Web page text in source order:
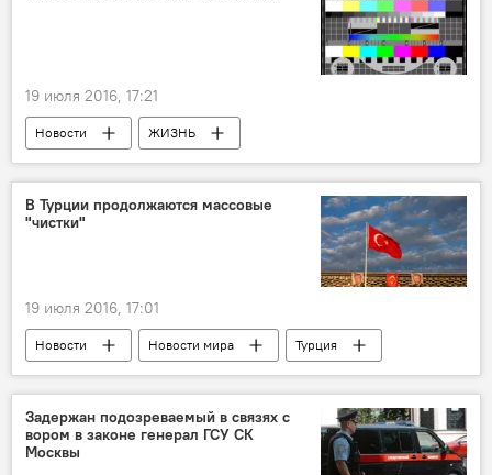
19 июля 2016, 17:21
Новости
ЖИЗНЬ
Попытка переворота в Турции
В Турции продолжаются массовые
"чистки"
19 июля 2016, 17:01
Новости Новости мира
Турция
Чистки
Попытка переворота в Турции
Задержан подозреваемый в связях с
вором в законе генерал ГСУ СК
Москвы